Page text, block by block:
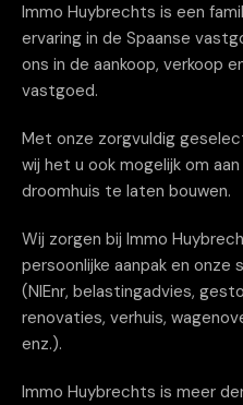
Immo Huybrechts is een
ervaring in de Spaanse
ons in de aankoop, verkoop
vastgoed.
Met onze zorgvuldig
wij het u ook mogelijk om
droomhuis te laten bouwen.
Wij zorgen bij Immo
persoonlijke aanpak en onze
(NIEnr, belastingadvies,
renovaties, verhuis,
enz.).
Immo Huybrechts is meer